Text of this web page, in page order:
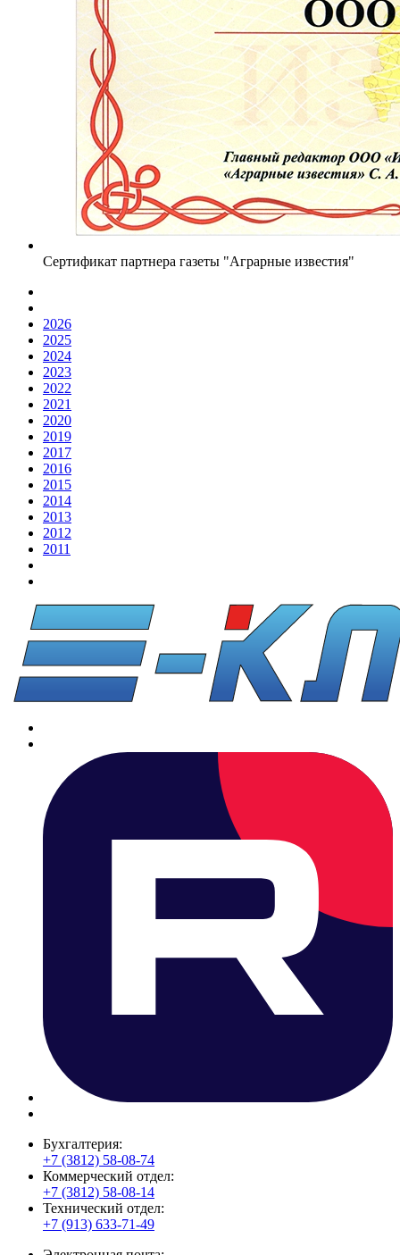
Сертификат партнера газеты "Аграрные известия"
2026
2025
2024
2023
2022
2021
2020
2019
2017
2016
2015
2014
2013
2012
2011
Бухгалтерия:
+7 (3812) 58-08-74
Коммерческий отдел:
+7 (3812) 58-08-14
Технический отдел:
+7 (913) 633-71-49